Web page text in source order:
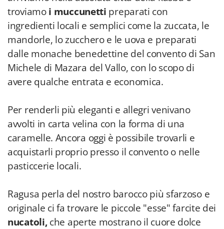
troviamoi muccunetti preparati con
ingredienti locali e semplici come la zuccata, le
mandorle, lo zucchero e le uova e preparati
dalle monache benedettine del convento di San
Michele di Mazara del Vallo, con lo scopo di
avere qualche entrata e economica.
Per renderli più eleganti e allegri venivano
avvolti in carta velina con la forma di una
caramelle. Ancora oggi è possibile trovarli e
acquistarli proprio presso il convento o nelle
pasticcerie locali.
Ragusa perla del nostro barocco più sfarzoso e
originale ci fa trovare le piccole "esse" farcite dei
nucatoli,che aperte mostrano il cuore dolce